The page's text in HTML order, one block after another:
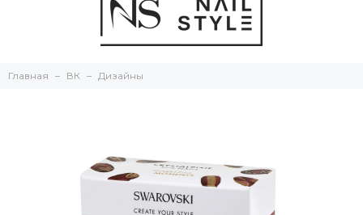
Главная ВК Дизайны